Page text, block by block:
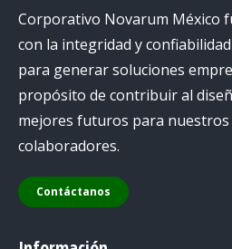
Corporativo Novarum México
con la integridad y
para generar soluciones
propósito de contribuir al
mejores futuros para nuestros
colaboradores.
Contáctanos